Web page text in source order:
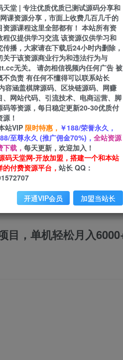
抖音 挂机 直播 快手 小红书
推广赚钱
推广返
目，单机轻松月入
天堂 | 专注优质优质已测试源码分享和
课资源分享，市面上收费几百几千的
资源课程这里全部都有！ 本站所有资
程仅提供学习交流 该资源仅供学习和
传播，大家请在下载后24小时内删除，
关于该资源商业行为和违法行为与
无关。 请勿相信视频内任何广告 被
不负责 有任何不懂得可以联系站长
容涵盖棋牌源码、区块链源码、网赚
、网站代码、引流技术、电商运营、脚
码等资源，每日稳定更新20-30优质付
！
站VIP限时特惠， ￥188/荣誉永久，
至尊永久 (推广佣金70%)， 全站资源
下载， 每天更新，欢迎加入！
码天堂网-开放加盟，搭建一个和本站
的付费资源平台， 站长 QQ：
开通VIP会员 加盟当站长